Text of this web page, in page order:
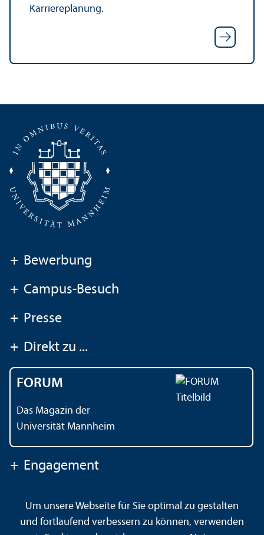
Karriereplanung.
+ Bewerbung
+ Campus-Besuch
+ Presse
+ Direkt zu ...
FORUM
Das Magazin der
Universität Mannheim
+ Engagement
Kontakt Impressum Datenschutz
Barrierefreiheit
Gebärdensprache
Leichte Sprache Sitemap
Um unsere Webseite für Sie optimal zu gestalten
und fortlaufend verbessern zu können, verwenden